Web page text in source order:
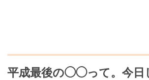
平成最後の◯◯って。今日